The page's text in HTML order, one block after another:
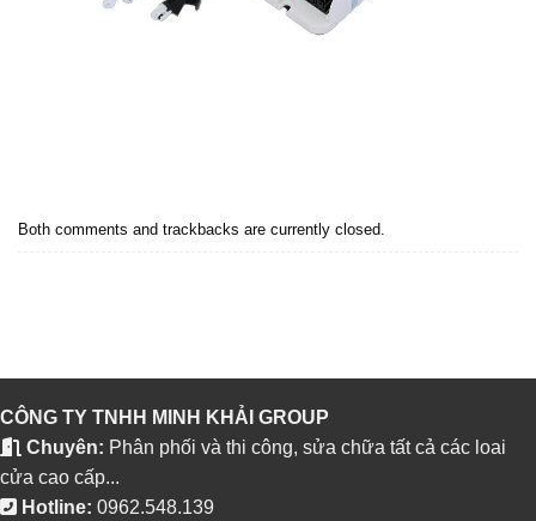
Both comments and trackbacks are currently closed.
CÔNG TY TNHH MINH KHẢI GROUP
Chuyên: Phân phối và thi công, sửa chữa tất cả các loai
cửa cao cấp...
Hotline: 0962.548.139